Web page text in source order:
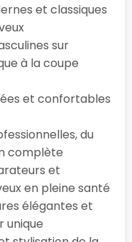
et classiques
sur
à la coupe
et confortables
du
complète
et
en pleine santé
élégantes et
unique